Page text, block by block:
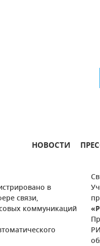
НОВОСТИ
в
связи,
коммуникаций